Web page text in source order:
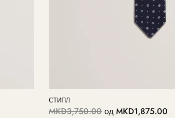
СТИПЛ
MKD3,750.00од MKD1,875.00